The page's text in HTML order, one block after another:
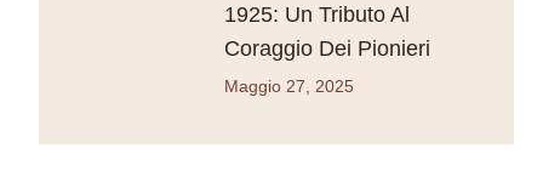
1925: Un Tributo Al
Coraggio Dei Pionieri
Maggio 27, 2025